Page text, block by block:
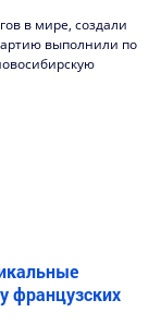
в мире, создали
выполнили по
французских